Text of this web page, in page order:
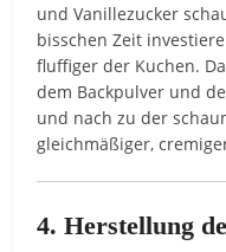
und Vanillezucker
bisschen Zeit
fluffiger der Kuchen.
dem Backpulver und
und nach zu der
gleichmäßiger,
4. Herstellung